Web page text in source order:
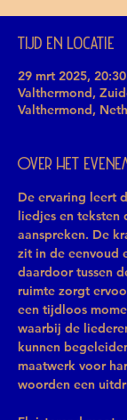
Tijd en locatie
29 mrt 2025, 20:30
Valthermond,
Valthermond,
Over het
De ervaring leert
liedjes en teksten
aanspreken. De
zit in de eenvoud
daardoor tussen
ruimte zorgt
een tijdloos
waarbij de
kunnen
maatwerk voor
woorden een